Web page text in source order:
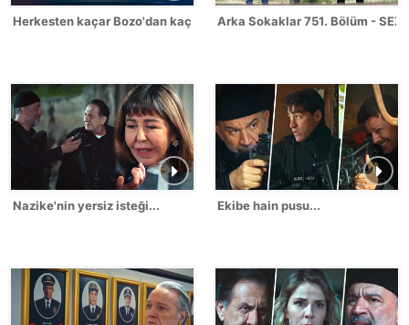
Herkesten kaçar Bozo'dan kaçmaz!Arka Sokaklar 751. Bölüm -
Nazike'nin yersiz isteği... Ekibe hain pusu...